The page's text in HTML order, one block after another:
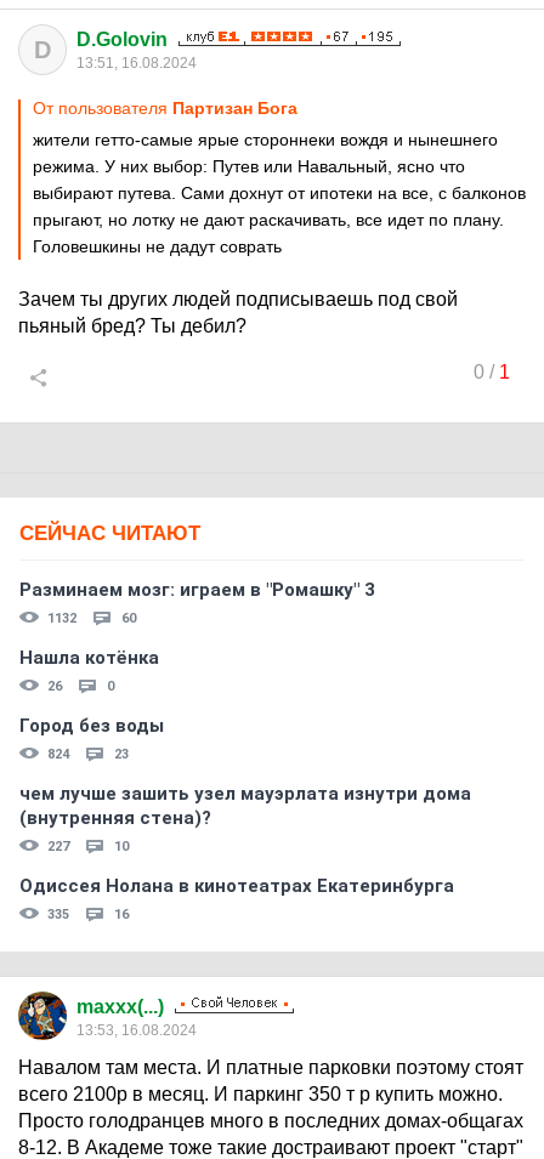
D D.Golovin
13:51, 16.08.2024
От пользователя Партизан Бога
жители гетто-самые ярые стороннеки вождя и нынешнего
режима. У них выбор: Путев или Навальный, ясно что
выбирают путева. Сами дохнут от ипотеки на все, с балконов
прыгают, но лотку не дают раскачивать, все идет по плану.
Головешкины не дадут соврать
Зачем ты других людей подписываешь под свой
пьяный бред? Ты дебил?
0/ 1
СЕЙЧАС ЧИТАЮТ
Разминаем мозг: играем в "Ромашку" 3
1132 60
Нашла котёнка
26 0
Город без воды
824 23
чем лучше зашить узел мауэрлата изнутри дома
(внутренняя стена)?
227 10
Одиссея Нолана в кинотеатрах Екатеринбурга
335 16
maxxx(...)
13:53, 16.08.2024
Навалом там места. И платные парковки поэтому стоят
всего 2100р в месяц. И паркинг 350 т р купить можно.
Просто голодранцев много в последних домах-общагах
8-12. В Академе тоже такие достраивают проект "старт"